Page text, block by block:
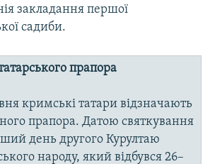
закладання першої
садиби.
прапора
кримські татари відзначають
прапора. Датою святкування
день другого Курултаю
народу, який відбувся 26–